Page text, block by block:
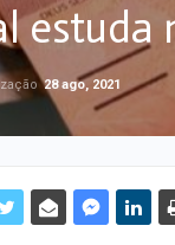
estuda
28 ago, 2021